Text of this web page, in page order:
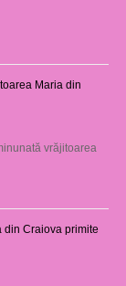
Maria din
vrăjitoarea
din Craiova primite